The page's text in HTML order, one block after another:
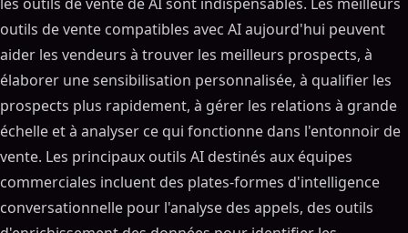
outils de vente compatibles avec AI aujourd'hui peuvent
aider les vendeurs à trouver les meilleurs prospects, à
élaborer une sensibilisation personnalisée, à qualifier les
prospects plus rapidement, à gérer les relations à grande
échelle et à analyser ce qui fonctionne dans l'entonnoir de
vente. Les principaux outils AI destinés aux équipes
commerciales incluent des plates-formes d'intelligence
conversationnelle pour l'analyse des appels, des outils